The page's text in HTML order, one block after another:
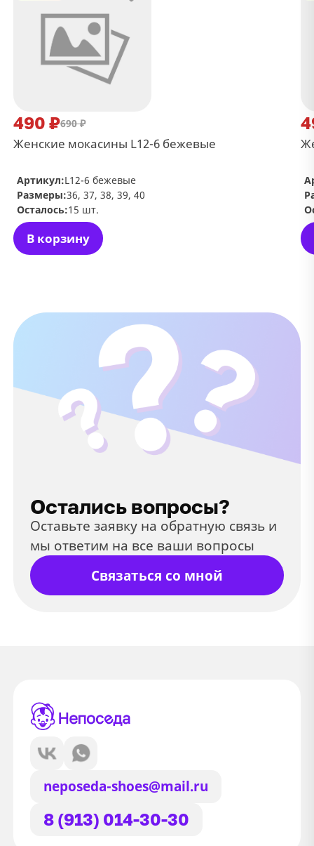
490 ₽690 ₽
Женские мокасины L12-6 бежевые
В корзину
Артикул:L12-6 бежевые
Размеры:36, 37, 38, 39, 40
Осталось:15 шт.
Остались вопросы?
Оставьте заявку на обратную связь и
мы ответим на все ваши вопросы
Связаться со мной
neposeda-shoes@mail.ru
8 (913) 014-30-30